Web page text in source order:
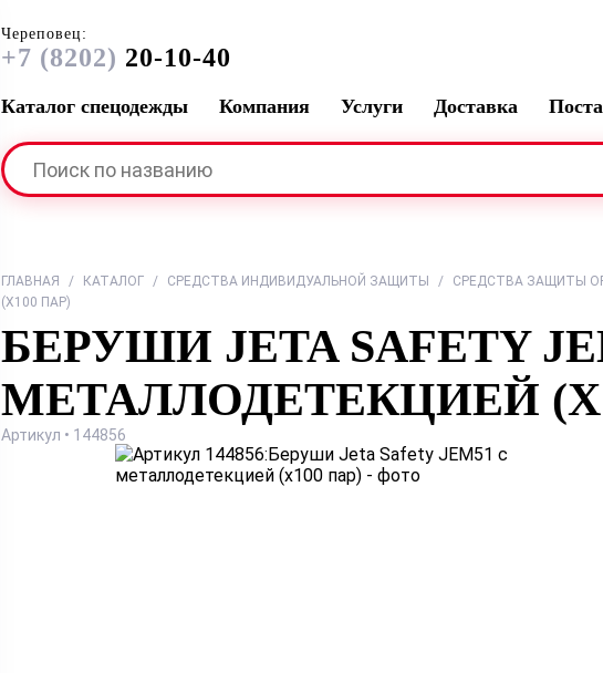
Череповец:
+7 (8202) 20-10-40
Каталог спецодежды Компания Услуги Доставка
ГЛАВНАЯ / КАТАЛОГ / СРЕДСТВА ИНДИВИДУАЛЬНОЙ ЗАЩИТЫ / СРЕДСТВА ЗАЩИТЫ
(Х100 ПАР)
БЕРУШИ JETA SAFETY
МЕТАЛЛОДЕТЕКЦИЕЙ
Артикул • 144856